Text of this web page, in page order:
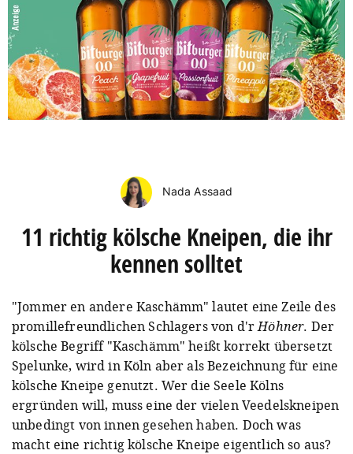
Nada Assaad
11 richtig kölsche Kneipen, die ihr
kennen solltet
"Jommer en andere Kaschämm" lautet eine Zeile des
promillefreundlichen Schlagers von d'rHöhner. Der
kölsche Begriff "Kaschämm" heißt korrekt übersetzt
Spelunke, wird in Köln aber als Bezeichnung für eine
kölsche Kneipe genutzt. Wer die Seele Kölns
ergründen will, muss eine der vielen Veedelskneipen
unbedingt von innen gesehen haben. Doch was
macht eine richtig kölsche Kneipe eigentlich so aus?